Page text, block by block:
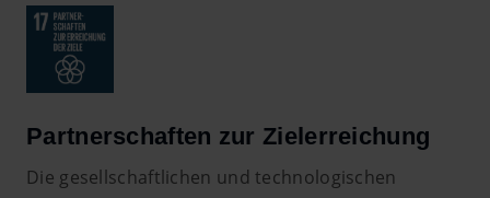
Partnerschaften zur Zielerreichung
Die gesellschaftlichen und technologischen